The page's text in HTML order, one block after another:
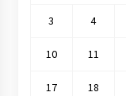
3 4
10 11
17 18